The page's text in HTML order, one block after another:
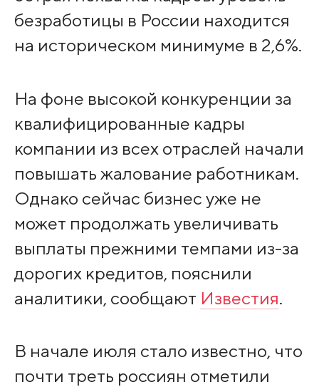
безработицы в России находится
на историческом минимуме в 2,6%.
На фоне высокой конкуренции за
квалифицированные кадры
компании из всех отраслей начали
повышать жалование работникам.
Однако сейчас бизнес уже не
может продолжать увеличивать
выплаты прежними темпами из-за
дорогих кредитов, пояснили
аналитики, сообщают Известия.
В начале июля стало известно, что
почти треть россиян отметили